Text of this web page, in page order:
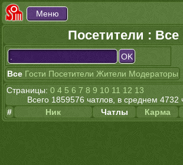
Посетители : Все
Все Гости Посетители Жители Модераторы
Страницы: 0 4 5 6 7 8 9 10 11 12 13
Всего 1859576 чатлов, в среднем 4732
#
Ник Чатлы Карма